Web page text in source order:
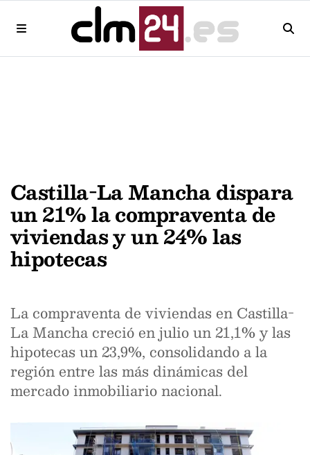
Castilla-La Mancha dispara
un 21% la compraventa de
viviendas y un 24% las
hipotecas
La compraventa de viviendas en Castilla-
La Mancha creció en julio un 21,1% y las
hipotecas un 23,9%, consolidando a la
región entre las más dinámicas del
mercado inmobiliario nacional.